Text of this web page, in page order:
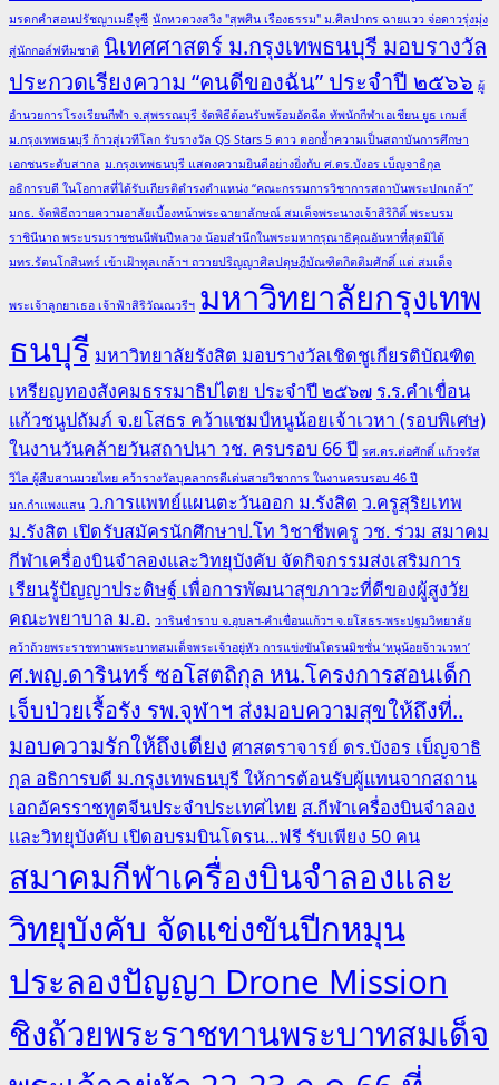
มรดกคำสอนปรัชญาเมธีจูซี นักหวดวงสวิง "สุพศิน เรืองธรรม" ม.ศิลปากร ฉายแวว จ่อดาวรุ่งมุ่ง
สู่นักกอล์ฟทีมชาติ นิเทศศาสตร์ ม.กรุงเทพธนบุรี มอบรางวัล
ประกวดเรียงความ “คนดีของฉัน” ประจำปี ๒๕๖๖ ผู้
อำนวยการโรงเรียนกีฬา จ.สุพรรณบุรี จัดพิธีต้อนรับพร้อมอัดฉีด ทัพนักกีฬาเอเชียน ยูธ เกมส์
ม.กรุงเทพธนบุรี ก้าวสู่เวทีโลก รับรางวัล QS Stars 5 ดาว ตอกย้ำความเป็นสถาบันการศึกษา
เอกชนระดับสากล ม.กรุงเทพธนบุรี แสดงความยินดีอย่างยิ่งกับ ศ.ดร.บังอร เบ็ญจาธิกุล
อธิการบดี ในโอกาสที่ได้รับเกียรติดำรงตำแหน่ง “คณะกรรมการวิชาการสถาบันพระปกเกล้า”
มกธ. จัดพิธีถวายความอาลัยเบื้องหน้าพระฉายาลักษณ์ สมเด็จพระนางเจ้าสิริกิติ์ พระบรม
ราชินีนาถ พระบรมราชชนนีพันปีหลวง น้อมสำนึกในพระมหากรุณาธิคุณอันหาที่สุดมิได้
มทร.รัตนโกสินทร์ เข้าเฝ้าทูลเกล้าฯ ถวายปริญญาศิลปดุษฎีบัณฑิตกิตติมศักดิ์ แด่ สมเด็จ
พระเจ้าลูกยาเธอ เจ้าฟ้าสิริวัณณวรีฯ มหาวิทยาลัยกรุงเทพ
ธนบุรี มหาวิทยาลัยรังสิต มอบรางวัลเชิดชูเกียรติบัณฑิต
เหรียญทองสังคมธรรมาธิปไตย ประจำปี ๒๕๖๗ ร.ร.คำเขื่อน
แก้วชนูปถัมภ์ จ.ยโสธร คว้าแชมป์หนูน้อยเจ้าเวหา (รอบพิเศษ)
ในงานวันคล้ายวันสถาปนา วช. ครบรอบ 66 ปี รศ.ดร.ต่อศักดิ์ แก้วจรัส
วิไล ผู้สืบสานมวยไทย คว้ารางวัลบุคลากรดีเด่นสายวิชาการ ในงานครบรอบ 46 ปี
มก.กำแพงแสน ว.การแพทย์แผนตะวันออก ม.รังสิต ว.ครูสุริยเทพ
ม.รังสิต เปิดรับสมัครนักศึกษาป.โท วิชาชีพครู วช. ร่วม สมาคม
กีฬาเครื่องบินจำลองและวิทยุบังคับ จัดกิจกรรมส่งเสริมการ
เรียนรู้ปัญญาประดิษฐ์ เพื่อการพัฒนาสุขภาวะที่ดีของผู้สูงวัย
คณะพยาบาล ม.อ. วารินชำราบ จ.อุบลฯ-คำเขื่อนแก้วฯ จ.ยโสธร-พระปฐมวิทยาลัย
คว้าถ้วยพระราชทานพระบาทสมเด็จพระเจ้าอยู่หัว การแข่งขันโดรนมิชชั่น ‘หนูน้อยจ้าวเวหา’
ศ.พญ.ดารินทร์ ซอโสตถิกุล หน.โครงการสอนเด็ก
เจ็บป่วยเรื้อรัง รพ.จุฬาฯ ส่งมอบความสุขให้ถึงที่..
มอบความรักให้ถึงเตียง ศาสตราจารย์ ดร.บังอร เบ็ญจาธิ
กุล อธิการบดี ม.กรุงเทพธนบุรี ให้การต้อนรับผู้แทนจากสถาน
เอกอัครราชทูตจีนประจำประเทศไทย ส.กีฬาเครื่องบินจำลอง
และวิทยุบังคับ เปิดอบรมบินโดรน...ฟรี รับเพียง 50 คน
สมาคมกีฬาเครื่องบินจำลองและ
วิทยุบังคับ จัดแข่งขันปีกหมุน
ประลองปัญญา Drone Mission
ชิงถ้วยพระราชทานพระบาทสมเด็จ